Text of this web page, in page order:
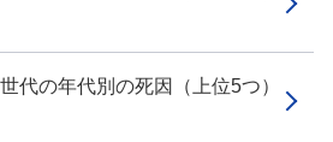
の年代別の死因（上位5つ）